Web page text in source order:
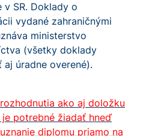
v SR. Doklady o
vydané zahraničnými
ministerstvo
(všetky doklady
aj úradne overené).
ako aj doložku
potrebné žiadať hneď
diplomu priamo na